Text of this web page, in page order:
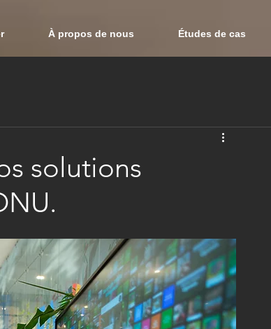
À propos de nous Études de cas
solutions